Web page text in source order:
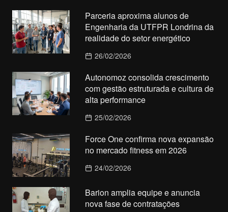
Parceria aproxima alunos de
Engenharia da UTFPR Londrina da
realidade do setor energético
26/02/2026
Autonomoz consolida crescimento
com gestão estruturada e cultura de
alta performance
25/02/2026
Force One confirma nova expansão
no mercado fitness em 2026
24/02/2026
Barion amplia equipe e anuncia
nova fase de contratações